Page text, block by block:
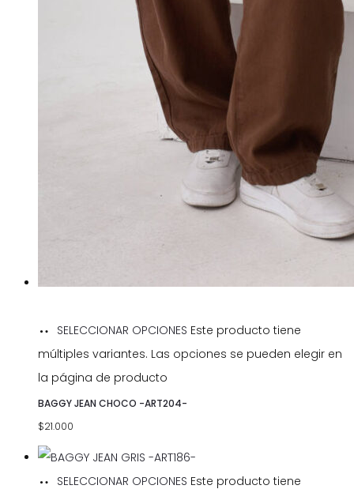
SELECCIONAR OPCIONES Este producto tiene
múltiples variantes. Las opciones se pueden elegir en
la página de producto
BAGGY JEAN CHOCO -ART204-
$21.000
SELECCIONAR OPCIONES Este producto tiene